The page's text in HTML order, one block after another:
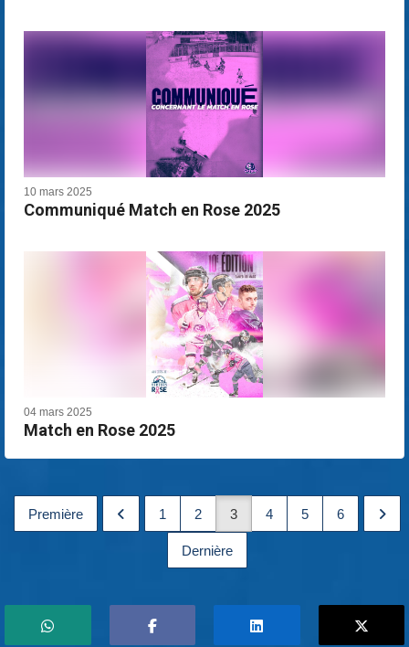
10 mars 2025
Communiqué Match en Rose 2025
04 mars 2025
Match en Rose 2025
Première 1 2 3 4 5 6
Dernière